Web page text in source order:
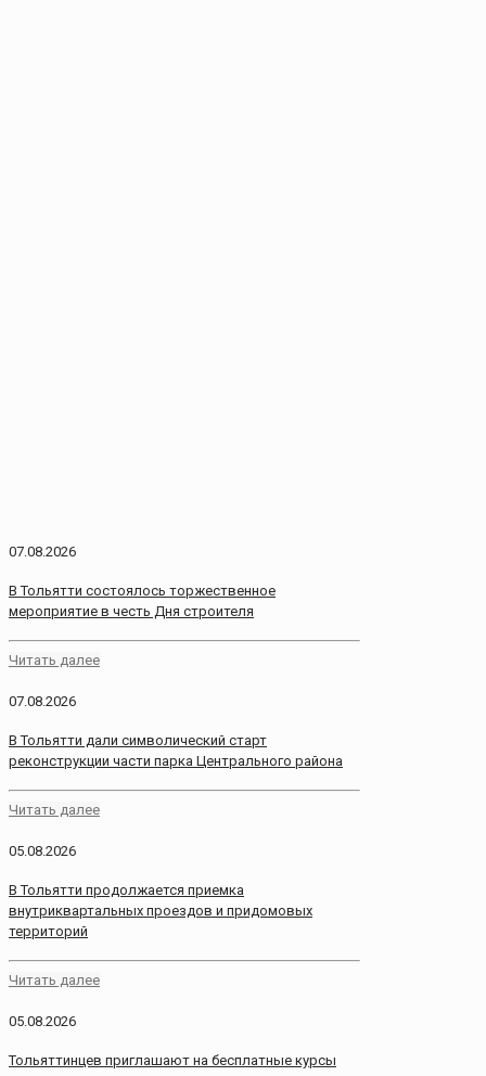
07.08.2026
В Тольятти состоялось торжественное
мероприятие в честь Дня строителя
Читать далее
07.08.2026
В Тольятти дали символический старт
реконструкции части парка Центрального района
Читать далее
05.08.2026
В Тольятти продолжается приемка
внутриквартальных проездов и придомовых
территорий
Читать далее
05.08.2026
Тольяттинцев приглашают на бесплатные курсы